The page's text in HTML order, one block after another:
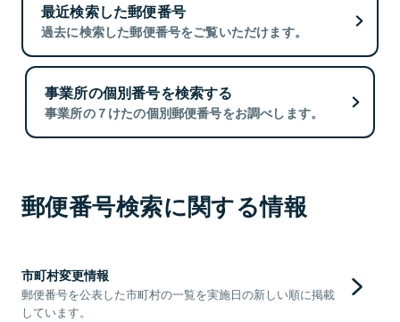
最近検索した郵便番号
過去に検索した郵便番号をご覧いただけます。
事業所の個別番号を検索する
事業所の７けたの個別郵便番号をお調べします。
郵便番号検索に関する情報
市町村変更情報
郵便番号を公表した市町村の一覧を実施日の新しい順に掲載
しています。